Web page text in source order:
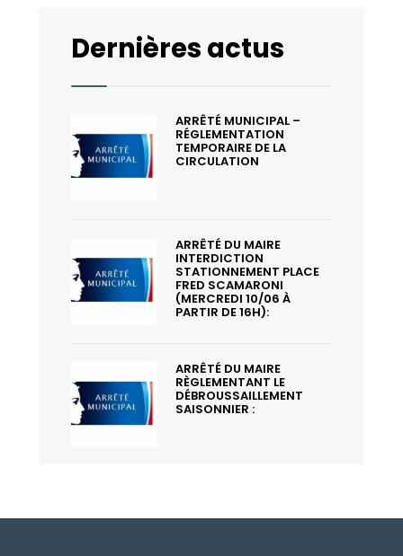
Dernières actus
ARRÊTÉ MUNICIPAL –
RÉGLEMENTATION
TEMPORAIRE DE LA
CIRCULATION
ARRÊTÉ DU MAIRE
INTERDICTION
STATIONNEMENT PLACE
FRED SCAMARONI
(MERCREDI 10/06 À
PARTIR DE 16H):
ARRÊTÉ DU MAIRE
RÈGLEMENTANT LE
DÉBROUSSAILLEMENT
SAISONNIER :